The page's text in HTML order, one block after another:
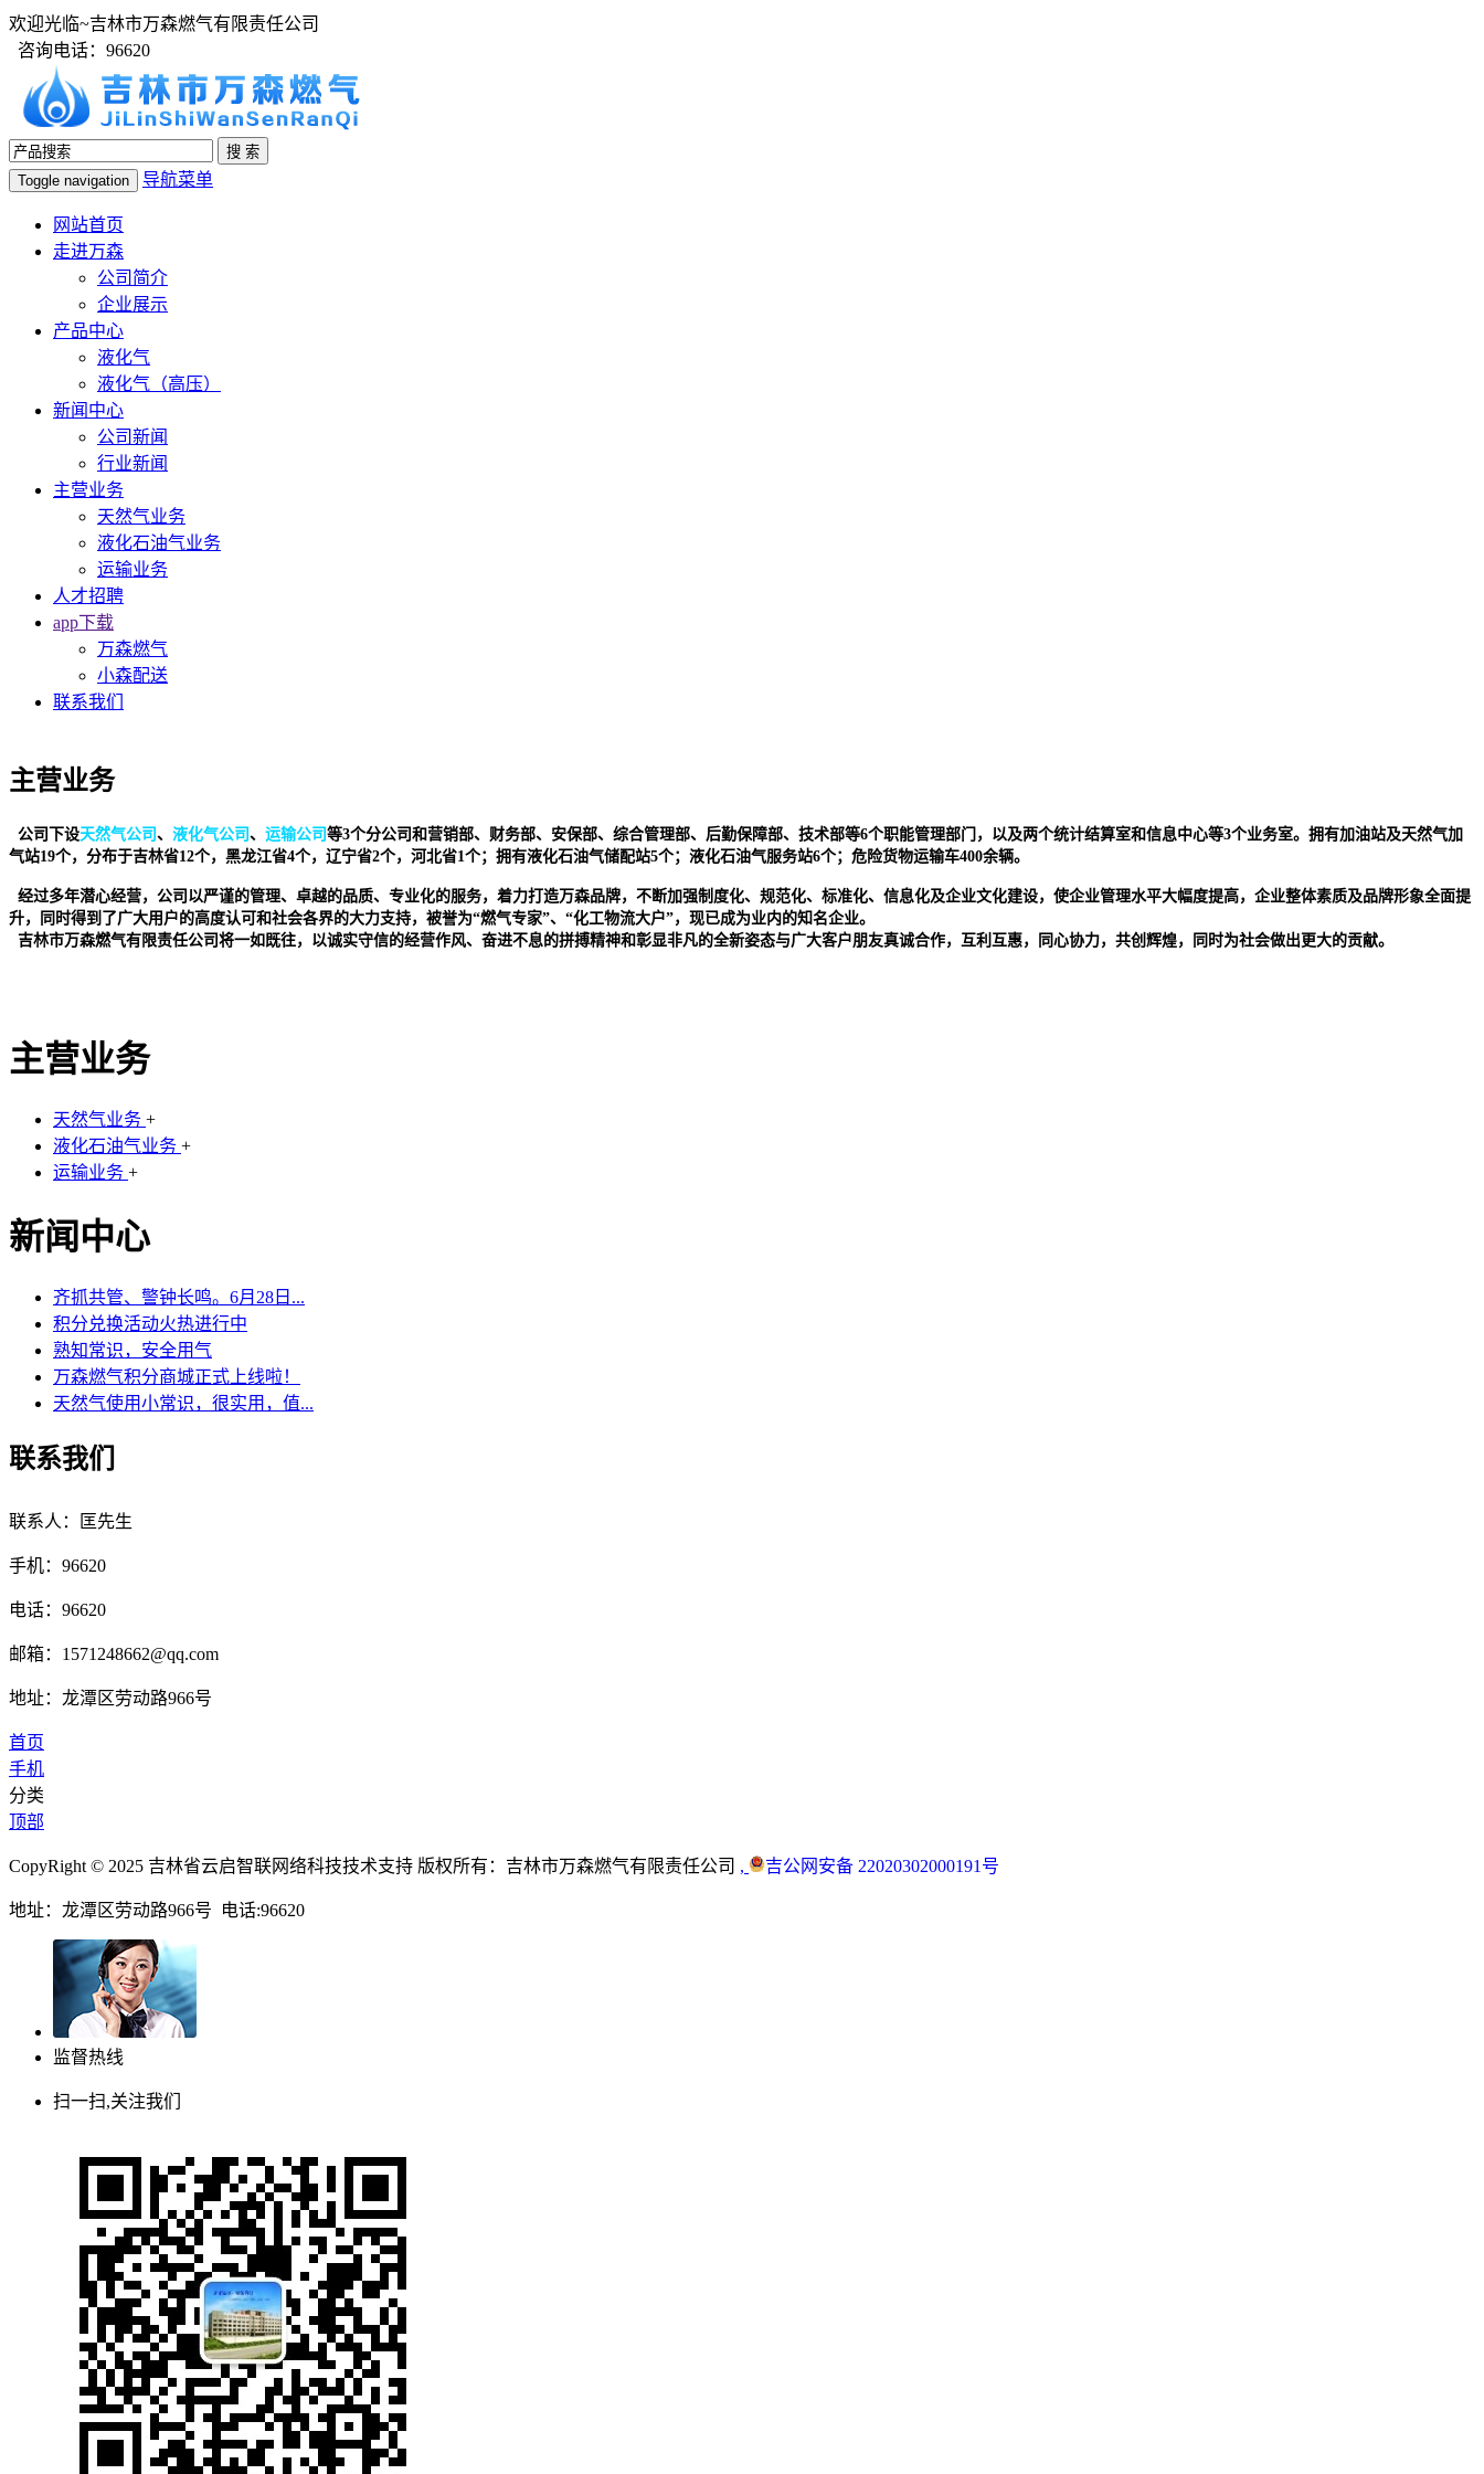
欢迎光临~吉林市万森燃气有限责任公司
咨询电话：96620
Toggle navigation 导航菜单
网站首页
走进万森
公司简介
企业展示
产品中心
液化气
液化气（高压）
新闻中心
公司新闻
行业新闻
主营业务
天然气业务
液化石油气业务
运输业务
人才招聘
app下载
万森燃气
小森配送
联系我们
主营业务
公司下设天然气公司、 液化气公司、 运输公司等3个分公司和营销部、财务部、安保部、综合管理部、后勤保障部、技术部等6个职能管理部门，以及两个统计结算室和信息中心等3个业务室。拥有加油站及天然气加
气站19个，分布于吉林省12个，黑龙江省4个，辽宁省2个，河北省1个；拥有液化石油气储配站5个；液化石油气服务站6个；危险货物运输车400余辆。
经过多年潜心经营，公司以严谨的管理、卓越的品质、专业化的服务，着力打造万森品牌，不断加强制度化、规范化、标准化、信息化及企业文化建设，使企业管理水平大幅度提高，企业整体素质及品牌形象全面提
升，同时得到了广大用户的高度认可和社会各界的大力支持，被誉为“燃气专家”、“化工物流大户”，现已成为业内的知名企业。
吉林市万森燃气有限责任公司将一如既往，以诚实守信的经营作风、奋进不息的拼搏精神和彰显非凡的全新姿态与广大客户朋友真诚合作，互利互惠，同心协力，共创辉煌，同时为社会做出更大的贡献。
主营业务
天然气业务 +
液化石油气业务 +
运输业务 +
新闻中心
齐抓共管、警钟长鸣。6月28日...
积分兑换活动火热进行中
熟知常识，安全用气
万森燃气积分商城正式上线啦！
天然气使用小常识，很实用，值...
联系我们
联系人：匡先生
手机：96620
电话：96620
邮箱：1571248662@qq.com
地址：龙潭区劳动路966号
首页
手机
分类
顶部
CopyRight © 2025 吉林省云启智联网络科技技术支持 版权所有：吉林市万森燃气有限责任公司 , 吉公网安备 22020302000191号
地址：龙潭区劳动路966号 电话:96620
监督热线
扫一扫,关注我们